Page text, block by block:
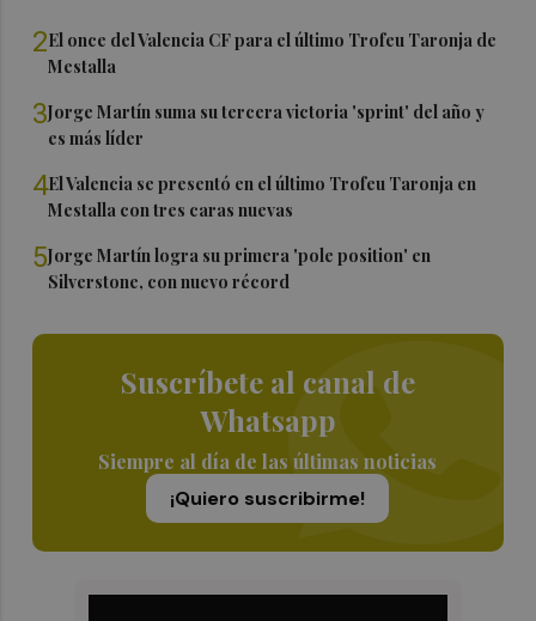
2El once del Valencia CF para el último Trofeu Taronja de
Mestalla
3Jorge Martín suma su tercera victoria 'sprint' del año y
es más líder
4El Valencia se presentó en el último Trofeu Taronja en
Mestalla con tres caras nuevas
5Jorge Martín logra su primera 'pole position' en
Silverstone, con nuevo récord
Suscríbete al canal de
Whatsapp
Siempre al día de las últimas noticias
¡Quiero suscribirme!